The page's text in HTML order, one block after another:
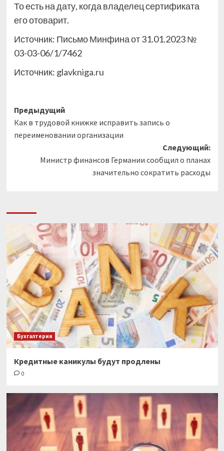
То есть на дату, когда владелец сертификата
его отоварит.
Источник: Письмо Минфина от 31.01.2023 №
03-03-06/1/7462
Источник: glavkniga.ru
Навигация
записи
Предыдущий
Как в трудовой книжке исправить запись о
переименовании организации
Следующий:
Министр финансов Германии сообщил о планах
значительно сократить расходы
Бухгалтерия
Кредитные каникулы будут продлены
0